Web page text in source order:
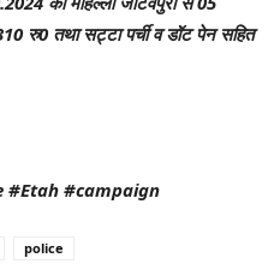
रु0 तथा सट्टा पर्ची व डॉट पेन सहित
#Etah #campaign
police